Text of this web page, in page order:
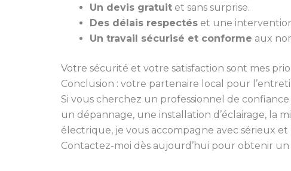
Un devis gratuit et sans surprise.
Des délais respectés et une
Un travail sécurisé et conforme aux
Votre sécurité et votre satisfaction sont mes
Conclusion : votre partenaire local pour
Si vous cherchez un professionnel de
un dépannage, une installation d’éclairage, la
électrique, je vous accompagne avec sérieux et
Contactez-moi dès aujourd’hui pour obtenir